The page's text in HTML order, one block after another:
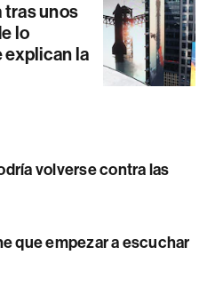
tras unos
lo
explican la
volverse contra las
que empezar a escuchar